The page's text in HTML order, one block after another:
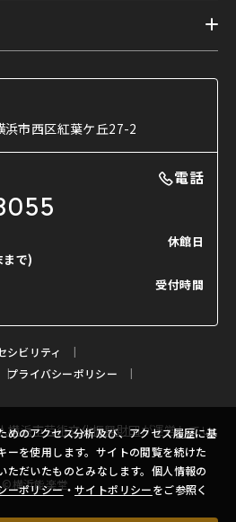
めのアクセス分析及び、アクセス履歴に基
ーを使用します。サイトの閲覧を続けた
ただいたものとみなします。個人情報の
ーポリシー・サイトポリシーをご参照く
明
市西区紅葉ケ丘27-2
電話
休館日
で)
受付時間
シビリティ
プライバシーポリシー
横浜市芸術文化振興財団が運営してい
©横浜能楽堂